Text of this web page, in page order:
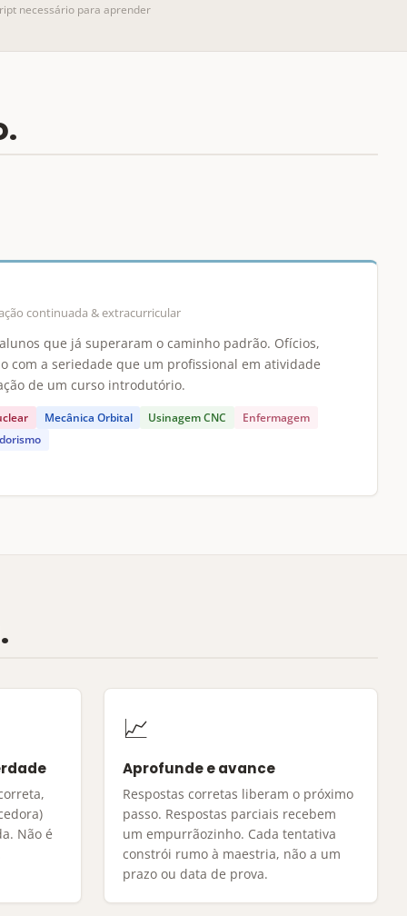
necessário para aprender
continuada & extracurricular
que já superaram o caminho padrão. Ofícios,
com a seriedade que um profissional em atividade
de um curso introdutório.
Mecânica Orbital Usinagem CNC
Enfermagem
Não é
📈
Aprofunde e avance
Respostas corretas liberam o próximo
passo. Respostas parciais recebem
um empurrãozinho. Cada tentativa
constrói rumo à maestria, não a um
prazo ou data de prova.